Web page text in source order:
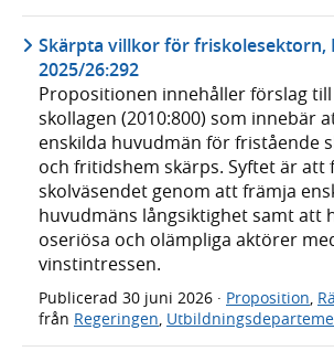
Skärpta villkor för friskolesektorn,
2025/26:292
Propositionen innehåller förslag
skollagen (2010:800) som innebär
enskilda huvudmän för fristående
och fritidshem skärps. Syftet är att
skolväsendet genom att främja
huvudmäns långsiktighet samt att
oseriösa och olämpliga aktörer
vinstintressen.
Publicerad 30 juni 2026 · Proposition,
från Regeringen,